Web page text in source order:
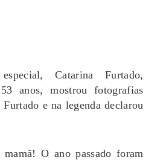
Catarina Furtado,
anos, mostrou fotografias
e na legenda declarou
mamã! O ano passado foram